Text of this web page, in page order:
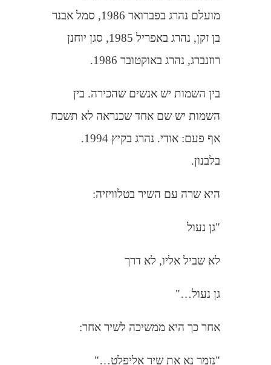
מועלם נהרג בפברואר 1986, סמל אבנר
בן זקן, נהרג באפריל 1985, סגן יוחנן
רוזנברג, נהרג באוקטובר 1986.
בין השמות יש אנשים שהכירה. בין
השמות יש שם אחד שכנראה לא תשכח
אף פעם: אודי. נהרג בקיץ 1994.
בלבנון.
היא שרה עם השיר בטלוויזיה:
"גן נעול
לא שביל אליו, לא דרך
גן נעול…"
אחר כך היא ממשיכה לשיר אחר:
"נזמר נא את שיר אליפלט…"